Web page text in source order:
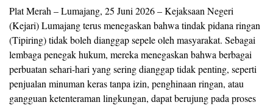
Plat Merah – Lumajang, 25 Juni 2026 – Kejaksaan Negeri
(Kejari) Lumajang terus menegaskan bahwa tindak pidana ringan
(Tipiring) tidak boleh dianggap sepele oleh masyarakat. Sebagai
lembaga penegak hukum, mereka menegaskan bahwa berbagai
perbuatan sehari-hari yang sering dianggap tidak penting, seperti
penjualan minuman keras tanpa izin, penghinaan ringan, atau
gangguan ketenteraman lingkungan, dapat berujung pada proses